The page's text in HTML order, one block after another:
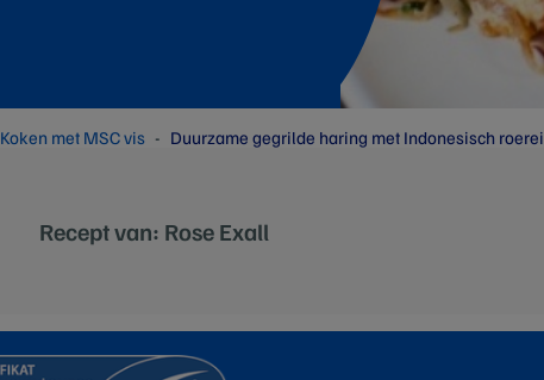
Koken met MSC vis Duurzame gegrilde haring met Indonesisch roerei
Recept van: Rose Exall